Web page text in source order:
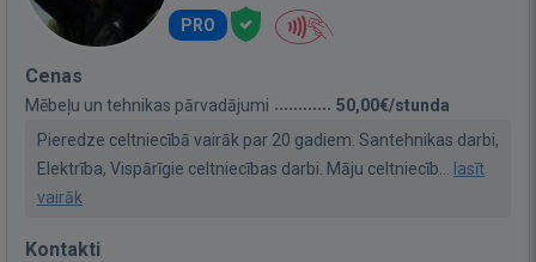
PRO
Cenas
Mēbeļu un tehnikas pārvadājumi
50,00€/stunda
Pieredze celtniecībā vairāk par 20 gadiem. Santehnikas darbi,
Elektrība, Vispārīgie celtniecības darbi. Māju celtniecīb... lasīt
vairāk
Kontakti